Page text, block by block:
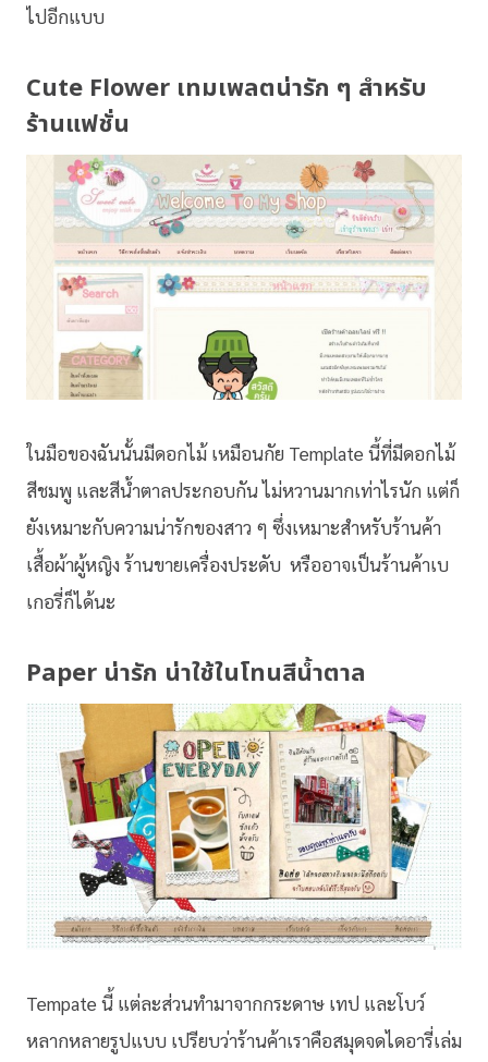
ไปอีกแบบ
Cute Flower เทมเพลตน่ารัก ๆ สำหรับ
ร้านแฟชั่น
ในมือของฉันนั้นมีดอกไม้ เหมือนกัย Template นี้ที่มีดอกไม้
สีชมพู และสีน้ำตาลประกอบกัน ไม่หวานมากเท่าไรนัก แต่ก็
ยังเหมาะกับความน่ารักของสาว ๆ ซึ่งเหมาะสำหรับร้านค้า
เสื้อผ้าผู้หญิง ร้านขายเครื่องประดับ หรืออาจเป็นร้านค้าเบ
เกอรี่ก็ได้นะ
Paper น่ารัก น่าใช้ในโทนสีน้ำตาล
Tempate นี้ แต่ละส่วนทำมาจากกระดาษ เทป และโบว์
หลากหลายรูปแบบ เปรียบว่าร้านค้าเราคือสมุดจดไดอารี่เล่ม